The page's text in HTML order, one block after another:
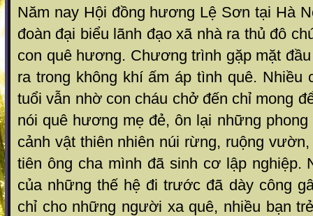
Năm nay Hội đồng hương Lệ Sơn tại Hà
đoàn đại biểu lãnh đạo xã nhà ra thủ đô
con quê hương. Chương trình gặp mặt
ra trong không khí ấm áp tình quê. Nhiều
tuổi vẫn nhờ con cháu chở đến chỉ mong
nói quê hương mẹ đẻ, ôn lại những
cảnh vật thiên nhiên núi rừng, ruộng
tiên ông cha mình đã sinh cơ lập nghiệp.
của những thế hệ đi trước đã dày công
chỉ cho những người xa quê, nhiều bạn